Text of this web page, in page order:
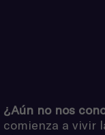
¿Aún no nos
comienza a vivir